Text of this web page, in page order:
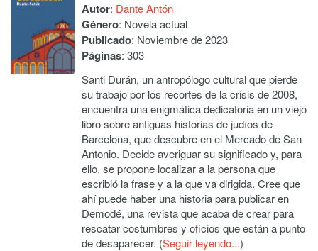
Autor: Dante Antón
Género: Novela actual
Publicado: Noviembre de 2023
Páginas: 303
Santi Durán, un antropólogo cultural que pierde
su trabajo por los recortes de la crisis de 2008,
encuentra una enigmática dedicatoria en un viejo
libro sobre antiguas historias de judíos de
Barcelona, que descubre en el Mercado de San
Antonio. Decide averiguar su significado y, para
ello, se propone localizar a la persona que
escribió la frase y a la que va dirigida. Cree que
ahí puede haber una historia para publicar en
Demodé, una revista que acaba de crear para
rescatar costumbres y oficios que están a punto
de desaparecer. (Seguir leyendo...)